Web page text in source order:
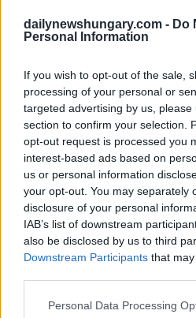
dailynewshungary.com - Do
Personal Information
If you wish to opt-out of the sale,
processing of your personal or
targeted advertising by us,
section to confirm your selection.
opt-out request is processed you
interest-based ads based on
us or personal information
your opt-out. You may separately
disclosure of your personal
IAB’s list of downstream
also be disclosed by us to third
Downstream Participants that
Please note that this website/app
Personal Data Processing
Society. Il Segretario di Stato
personalità e lo spirito di János
studenti stranieri in arrivo conoscere
ungherese.
Tamás Kozsik, preside della
all’università Eötvös Loránd
l’impegno della Facoltà nel coltivare
una formazione pratica e
professionisti della ricerca e dello
sottolineato che il ruolo
sull’innovazione nell’istruzione
diventando sempre più importante nel
“A lungo termine, la Facoltà di
innovazione che circonda la
opportunità di collaborazione per
offrendo agli studenti di talento la